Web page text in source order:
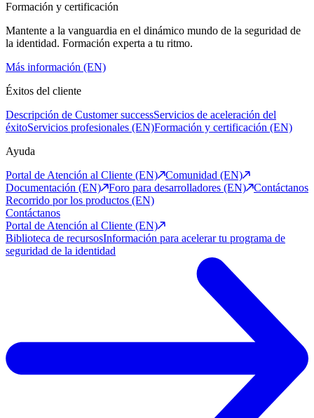
Formación y certificación
Mantente a la vanguardia en el dinámico mundo de la seguridad de
la identidad. Formación experta a tu ritmo.
Más información (EN)
Éxitos del cliente
Descripción de Customer successServicios de aceleración del
éxitoServicios profesionales (EN)Formación y certificación (EN)
Ayuda
Portal de Atención al Cliente (EN)
Comunidad (EN)
Documentación (EN)
Foro para desarrolladores (EN)
Contáctanos
Recorrido por los productos (EN)
Contáctanos
Portal de Atención al Cliente (EN)
Biblioteca de recursosInformación para acelerar tu programa de
seguridad de la identidad